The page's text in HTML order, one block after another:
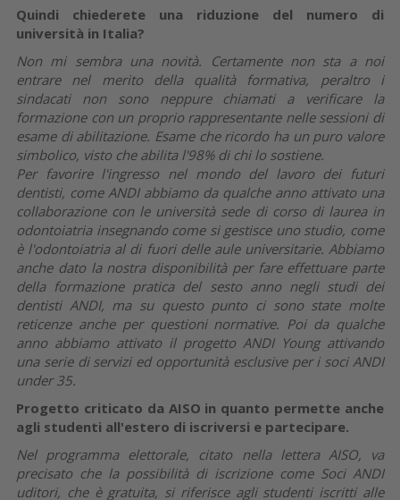
Quindi chiederete una riduzione del numero di
università in Italia?
Non mi sembra una novità. Certamente non sta a noi
entrare nel merito della qualità formativa, peraltro i
sindacati non sono neppure chiamati a verificare la
formazione con un proprio rappresentante nelle sessioni di
esame di abilitazione. Esame che ricordo ha un puro valore
simbolico, visto che abilita l'98% di chi lo sostiene.
Per favorire l'ingresso nel mondo del lavoro dei futuri
dentisti, come ANDI abbiamo da qualche anno attivato una
collaborazione con le università sede di corso di laurea in
odontoiatria insegnando come si gestisce uno studio, come
è l'odontoiatria al di fuori delle aule universitarie. Abbiamo
anche dato la nostra disponibilità per fare effettuare parte
della formazione pratica del sesto anno negli studi dei
dentisti ANDI, ma su questo punto ci sono state molte
reticenze anche per questioni normative. Poi da qualche
anno abbiamo attivato il progetto ANDI Young attivando
una serie di servizi ed opportunità esclusive per i soci ANDI
under 35.
Progetto criticato da AISO in quanto permette anche
agli studenti all'estero di iscriversi e partecipare.
Nel programma elettorale, citato nella lettera AISO, va
precisato che la possibilità di iscrizione come Soci ANDI
uditori, che è gratuita, si riferisce agli studenti iscritti alle